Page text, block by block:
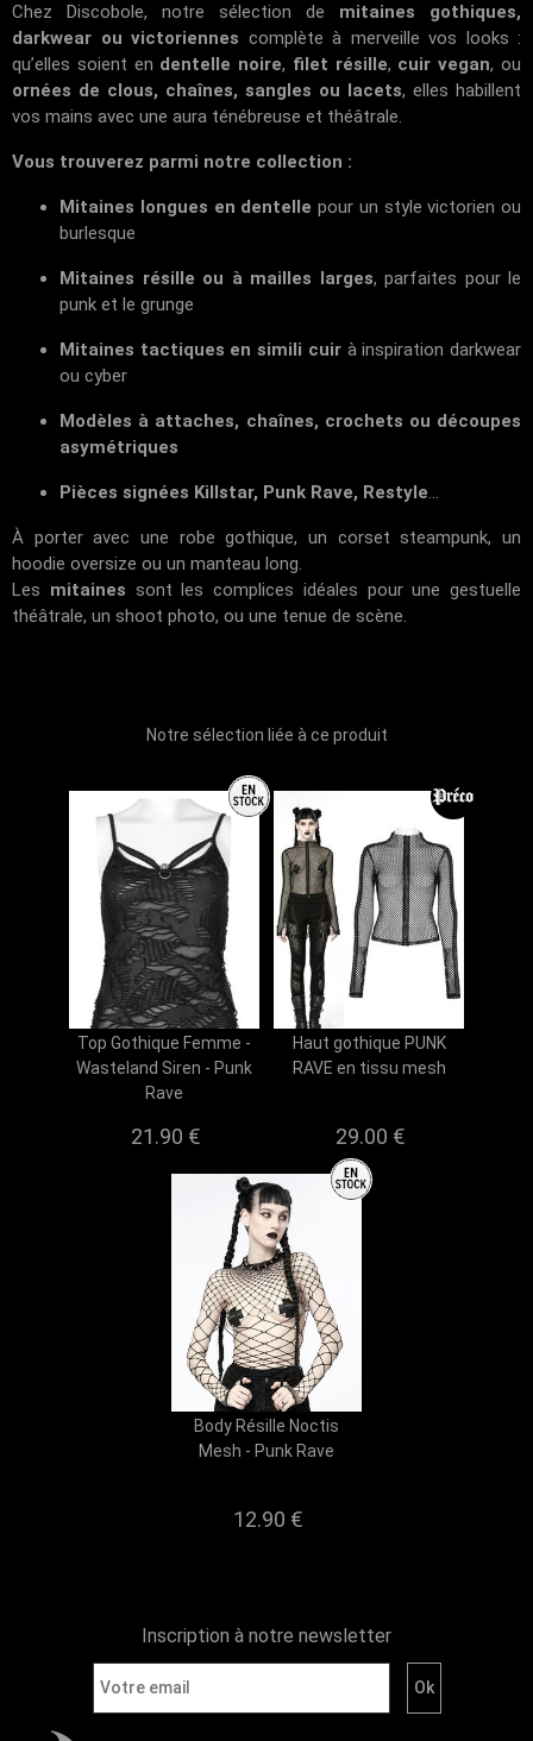
Chez Discobole, notre sélection de mitaines gothiques,
darkwear ou victoriennes complète à merveille vos looks :
qu’elles soient en dentelle noire, filet résille, cuir vegan, ou
ornées de clous, chaînes, sangles ou lacets, elles habillent
vos mains avec une aura ténébreuse et théâtrale.
Vous trouverez parmi notre collection :
Mitaines longues en dentelle pour un style victorien ou
burlesque
Mitaines résille ou à mailles larges, parfaites pour le
punk et le grunge
Mitaines tactiques en simili cuirà inspiration darkwear
ou cyber
Modèles à attaches, chaînes, crochets ou découpes
asymétriques
Pièces signées Killstar, Punk Rave, Restyle...
À porter avec une robe gothique, un corset steampunk, un
hoodie oversize ou un manteau long.
Les mitaines sont les complices idéales pour une gestuelle
théâtrale, un shoot photo, ou une tenue de scène.
Notre sélection liée à ce produit
Top Gothique Femme -
Wasteland Siren - Punk
Rave
21.90 €
Haut gothique PUNK
RAVE en tissu mesh
29.00 €
Body Résille Noctis
Mesh - Punk Rave
12.90 €
Inscription à notre newsletter